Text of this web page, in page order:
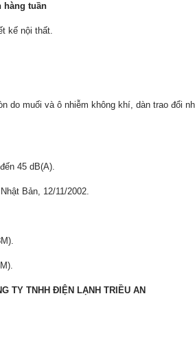
hàng tuần
kế nội thất.
do muối và ô nhiễm không khí, dàn trao
45 dB(A).
Bản, 12/11/2002.
TY TNHH ĐIỆN LẠNH TRIỀU AN